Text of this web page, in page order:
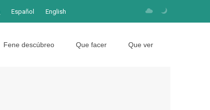
Español English
Fene descúbreo Que facer Que ver